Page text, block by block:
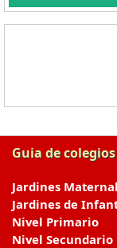
Guia de
Jardines
Jardines de
Nivel Primario
Nivel Secundario